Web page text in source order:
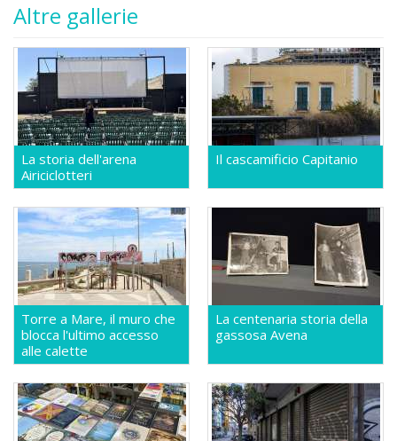
Altre gallerie
La storia dell'arena
Airiciclotteri
Il cascamificio Capitanio
Torre a Mare, il muro che
blocca l'ultimo accesso
alle calette
La centenaria storia della
gassosa Avena